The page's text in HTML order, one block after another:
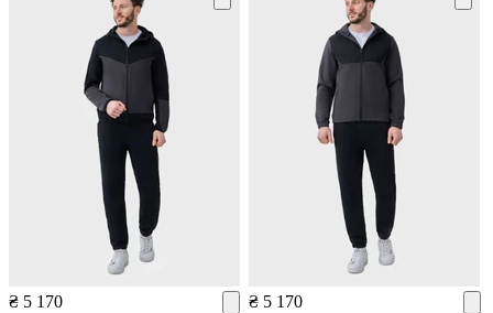
₴ 5 170 ₴ 5 170